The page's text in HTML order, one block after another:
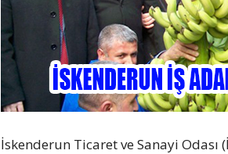
İskenderun Ticaret ve Sanayi Odası